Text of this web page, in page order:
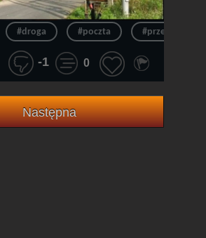
#droga #poczta #przepraszam
-1 0
Następna